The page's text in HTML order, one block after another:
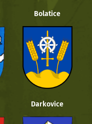
Bolatice
Darkovice